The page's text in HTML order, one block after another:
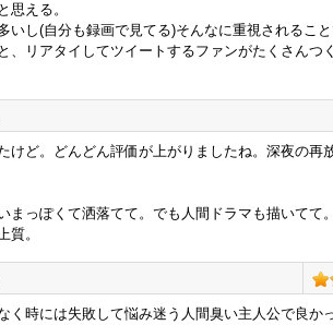
思える。
いし(自分も録画で見てる)そんなに重視されるこ
、リアタイしてツイートするファンがたくさんつ
けど。どんどん評価が上がりましたね。深夜の再
まっぽくて洒落てて。でも人間ドラマも描いてて
質。
く時には失敗して悩み迷う人間臭い主人公で良か